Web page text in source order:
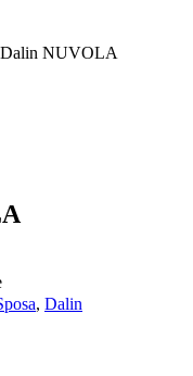
Dalin NUVOLA
, Dalin